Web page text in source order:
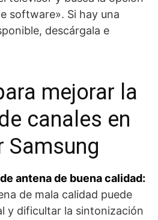
software». Si hay una
descárgala e
mejorar la
canales en
Samsung
antena de buena calidad:
de mala calidad puede
y dificultar la sintonización